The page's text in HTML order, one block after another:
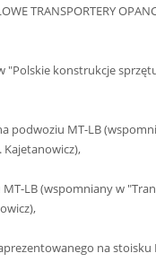
TRANSPORTERY
"Polskie konstrukcje
podwoziu MT-LB
Kajetanowicz),
LB (wspomniany w
na stoisku